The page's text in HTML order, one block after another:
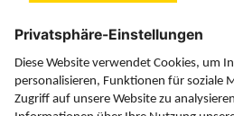
Über uns
Service
Information